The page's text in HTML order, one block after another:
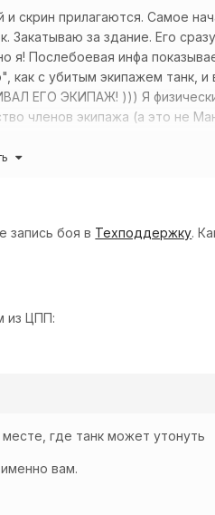
скрин прилагаются. Самое
за здание. Его
Послебоевая инфа
как с убитым экипажем танк,
ЕГО ЭКИПАЖ! ))) Я
членов экипажа (а это не
))
запись боя в Техподдержку.
из ЦПП:
где танк может утонуть
вам.